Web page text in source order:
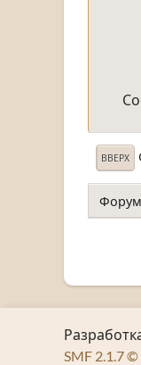
ВВЕРХ
Форум
SMF 2.1.7